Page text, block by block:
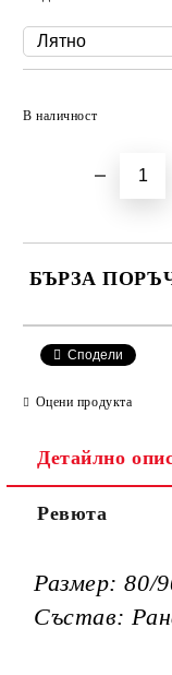
В наличност
БЪРЗА
Сподели
Оцени продукта
Детайлно
Ревюта
Размер: 80/
Състав: